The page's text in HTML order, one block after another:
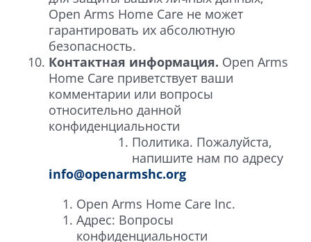
Open Arms Home Care не может
гарантировать их абсолютную
безопасность.
Контактная информация. Open Arms
Home Care приветствует ваши
комментарии или вопросы
относительно данной
конфиденциальности
Политика. Пожалуйста,
напишите нам по адресу
info@openarmshc.org
Open Arms Home Care Inc.
Адрес: Вопросы
конфиденциальности